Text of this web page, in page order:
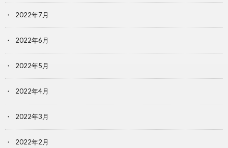
2022年7月
2022年6月
2022年5月
2022年4月
2022年3月
2022年2月